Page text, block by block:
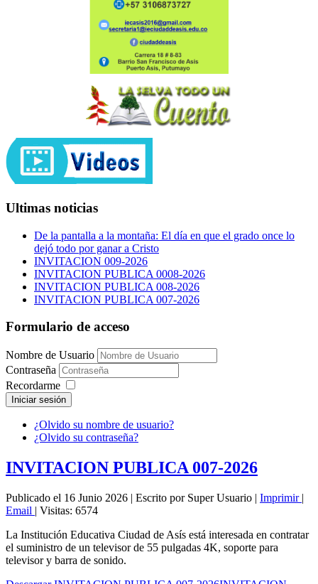
Ultimas noticias
De la pantalla a la montaña: El día en que el grado once lo
dejó todo por ganar a Cristo
INVITACION 009-2026
INVITACION PUBLICA 0008-2026
INVITACION PUBLICA 008-2026
INVITACION PUBLICA 007-2026
Formulario de acceso
Nombre de Usuario
Contraseña
Recordarme
Iniciar sesión
¿Olvido su nombre de usuario?
¿Olvido su contraseña?
INVITACION PUBLICA 007-2026
Publicado el 16 Junio 2026 | Escrito por Super Usuario | Imprimir |
Email | Visitas: 6574
La Institución Educativa Ciudad de Asís está interesada en contratar
el suministro de un televisor de 55 pulgadas 4K, soporte para
televisor y barra de sonido.